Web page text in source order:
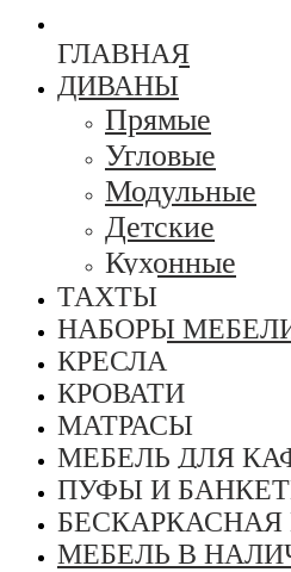
ГЛАВНАЯ
ДИВАНЫ
Прямые
Угловые
Модульные
Детские
Кухонные
ТАХТЫ
НАБОРЫ
КРЕСЛА
КРОВАТИ
МАТРАСЫ
МЕБЕЛЬ ДЛЯ
ПУФЫ И
БЕСКАРКАСНАЯ
МЕБЕЛЬ В